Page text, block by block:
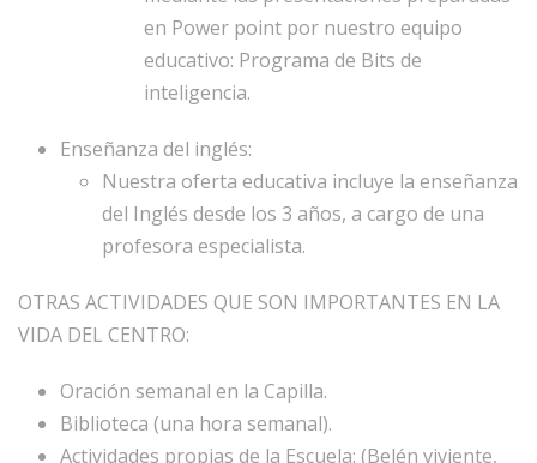
en Power point por nuestro equipo
educativo: Programa de Bits de
inteligencia.
Enseñanza del inglés:
Nuestra oferta educativa incluye la enseñanza
del Inglés desde los 3 años, a cargo de una
profesora especialista.
OTRAS ACTIVIDADES QUE SON IMPORTANTES EN LA
VIDA DEL CENTRO:
Oración semanal en la Capilla.
Biblioteca (una hora semanal).
Actividades propias de la Escuela: (Belén viviente,